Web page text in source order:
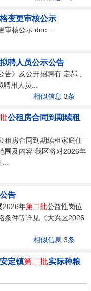
变更审核公示
审核公示.doc...
聘人员公示公告
告》及公开招聘有 定郝 、
用人员...
相似信息 3条
公租房合同到期续租
租房合同到期续租家庭住
围及内容 我区将对2026年
告
2026年第二批公益性岗位
条件等详见《大兴区2026
相似信息 3条
定镇第二批实际种粮